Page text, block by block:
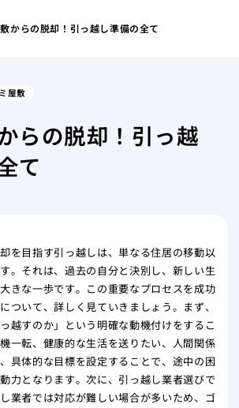
からの脱却！引っ越し準備の全て
高
屋敷
らの脱却！引っ越
て
を目指す引っ越しは、単なる住居の移動以
。それは、過去の自分と決別し、新しい生
きな一歩です。この重要なプロセスを成功
ついて、詳しく見ていきましょう。まず、
越すのか」という明確な動機付けをするこ
一転、健康的な生活を送りたい、人間関係
具体的な目標を設定することで、途中の困
力となります。次に、引っ越し業者選びで
業者では対応が難しい場合が多いため、ゴ